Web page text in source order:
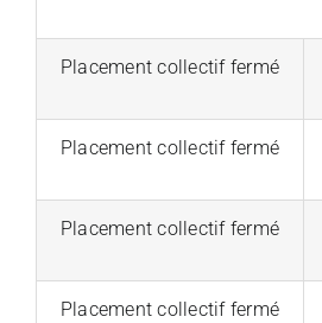
Placement collectif fermé
Placement collectif fermé
Placement collectif fermé
Placement collectif fermé